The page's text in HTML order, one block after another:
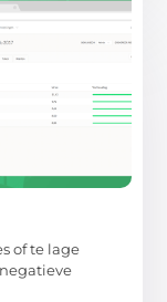
of te lage